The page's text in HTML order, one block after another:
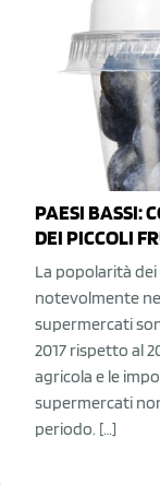
PAESI BASSI:
DEI PICCOLI
La popolarità dei
notevolmente
supermercati
2017 rispetto al
agricola e le
supermercati
periodo. […]